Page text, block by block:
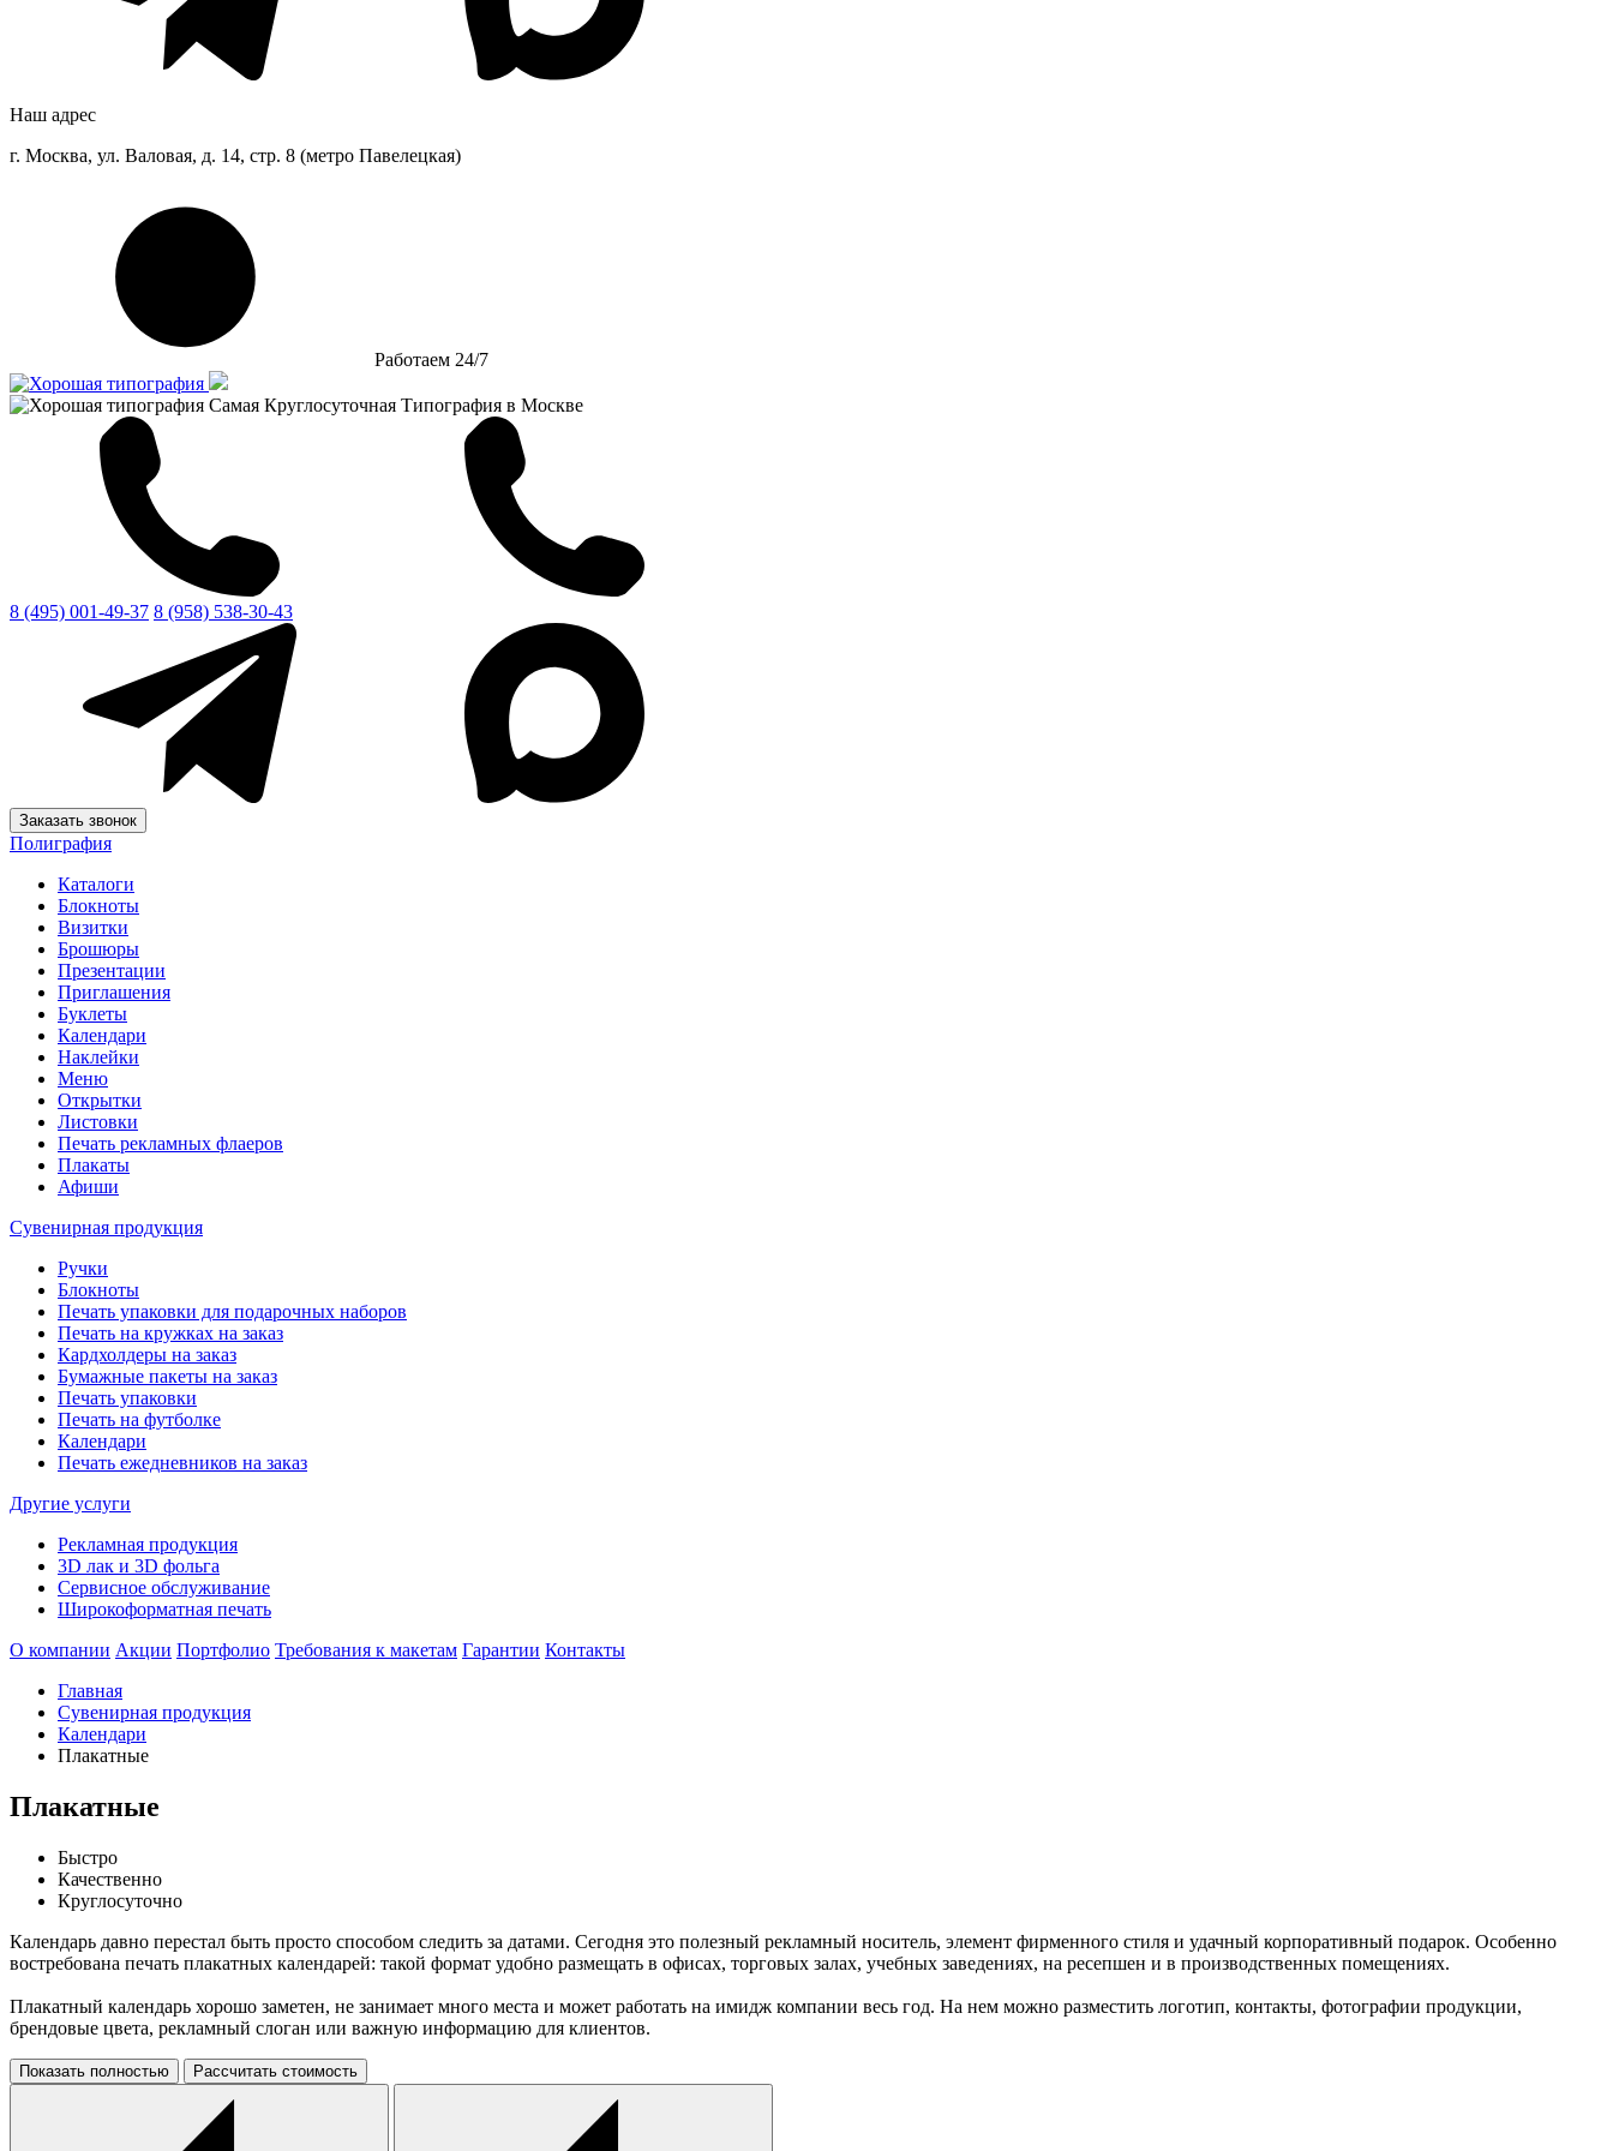
Наш адрес
г. Москва, ул. Валовая, д. 14, стр. 8 (метро Павелецкая)
Работаем 24/7
Самая Круглосуточная Типография в Москве
8 (495) 001-49-37 8 (958) 538-30-43
Заказать звонок
Полиграфия
Каталоги
Блокноты
Визитки
Брошюры
Презентации
Приглашения
Буклеты
Календари
Наклейки
Меню
Открытки
Листовки
Печать рекламных флаеров
Плакаты
Афиши
Сувенирная продукция
Ручки
Блокноты
Печать упаковки для подарочных наборов
Печать на кружках на заказ
Кардхолдеры на заказ
Бумажные пакеты на заказ
Печать упаковки
Печать на футболке
Календари
Печать ежедневников на заказ
Другие услуги
Рекламная продукция
3D лак и 3D фольга
Сервисное обслуживание
Широкоформатная печать
О компании Акции Портфолио Требования к макетам Гарантии Контакты
Главная
Сувенирная продукция
Календари
Плакатные
Плакатные
Быстро
Качественно
Круглосуточно
Календарь давно перестал быть просто способом следить за датами. Сегодня это полезный рекламный носитель, элемент фирменного стиля и удачный корпоративный подарок. Особенно
востребована печать плакатных календарей: такой формат удобно размещать в офисах, торговых залах, учебных заведениях, на ресепшен и в производственных помещениях.
Плакатный календарь хорошо заметен, не занимает много места и может работать на имидж компании весь год. На нем можно разместить логотип, контакты, фотографии продукции,
брендовые цвета, рекламный слоган или важную информацию для клиентов.
Показать полностью Рассчитать стоимость